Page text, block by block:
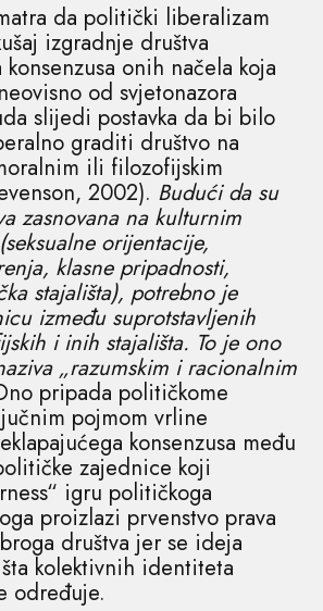
da politički liberalizam
izgradnje društva
onih načela koja
od svjetonazora
slijedi postavka da bi bilo
graditi društvo na
ili filozofijskim
2002). Budući da su
zasnovana na kulturnim
orijentacije,
klasne pripadnosti,
stajališta), potrebno je
između suprotstavljenih
i inih stajališta. To je ono
„razumskim i racionalnim
pripada političkome
pojmom vrline
konsenzusa među
zajednice koji
igru političkoga
proizlazi prvenstvo prava
društva jer se ideja
kolektivnih identiteta
određuje.